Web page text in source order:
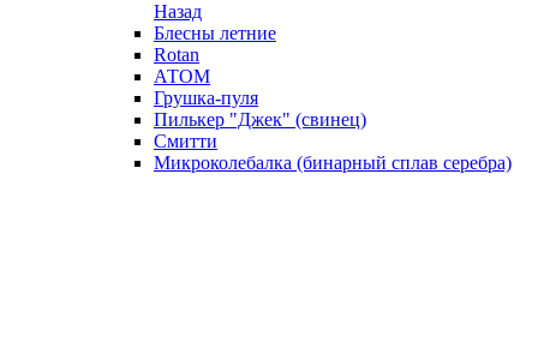
Назад
Блесны летние
Rotan
АТОМ
Грушка-пуля
Пилькер "Джек" (свинец)
Смитти
Микроколебалка (бинарный сплав серебра)